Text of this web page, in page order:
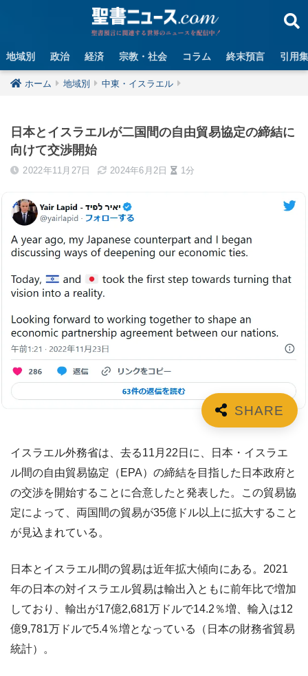
地域別 政治 経済 宗教・社会 コラム 終末預言 引用集
ホーム 地域別 中東・イスラエル
日本とイスラエルが二国間の自由貿易協定の締結に
向けて交渉開始
2022年11月27日 2024年6月2日 1分
イスラエル外務省は、去る11月22日に、日本・イスラエ
ル間の自由貿易協定（EPA）の締結を目指した日本政府と
の交渉を開始することに合意したと発表した。この貿易協
定によって、両国間の貿易が35億ドル以上に拡大すること
が見込まれている。
日本とイスラエル間の貿易は近年拡大傾向にある。2021
年の日本の対イスラエル貿易は輸出入ともに前年比で増加
しており、輸出が17億2,681万ドルで14.2％増、輸入は12
億9,781万ドルで5.4％増となっている（日本の財務省貿易
統計）。